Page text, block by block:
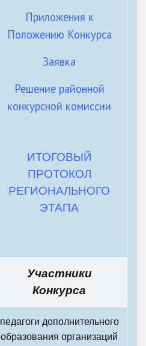
Приложения к
Положению Конкурса
Заявка
Решение районной
конкурсной комиссии
ИТОГОВЫЙ
ПРОТОКОЛ
РЕГИОНАЛЬНОГО
ЭТАПА
Участники
Конкурса
педагоги дополнительного
образования организаций